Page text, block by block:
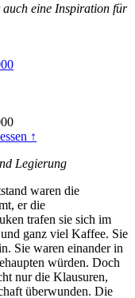
eine Inspiration für
↑
Legierung
waren die
er die
trafen sie sich im
ganz viel Kaffee. Sie
Sie waren einander in
würden. Doch
nur die Klausuren,
überwunden. Die